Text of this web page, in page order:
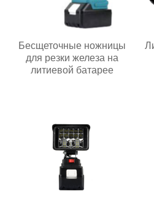
Бесщеточные ножницы
для резки железа на
литиевой батарее